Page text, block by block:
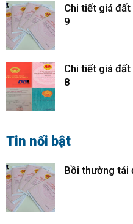
Chi tiết giá
9
Chi tiết giá
8
Tin nổi bật
Bồi thường tái